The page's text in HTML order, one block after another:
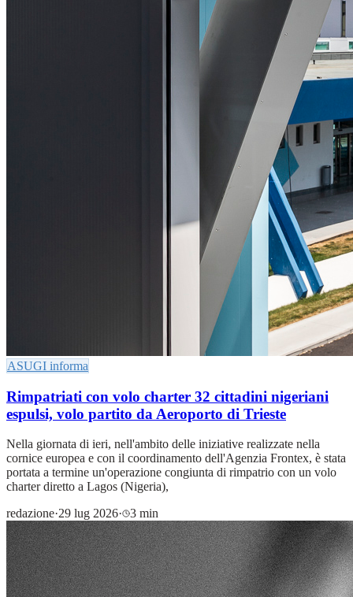
ASUGI informa
Rimpatriati con volo charter 32 cittadini nigeriani
espulsi, volo partito da Aeroporto di Trieste
Nella giornata di ieri, nell'ambito delle iniziative realizzate nella
cornice europea e con il coordinamento dell'Agenzia Frontex, è stata
portata a termine un'operazione congiunta di rimpatrio con un volo
charter diretto a Lagos (Nigeria),
redazione·29 lug 2026· 3 min